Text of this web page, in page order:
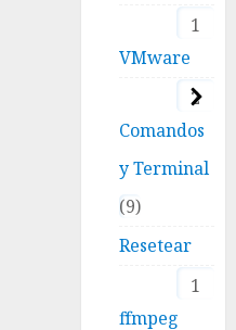
1
VMware
2
Comandos
y Terminal
9
Resetear
1
ffmpeg